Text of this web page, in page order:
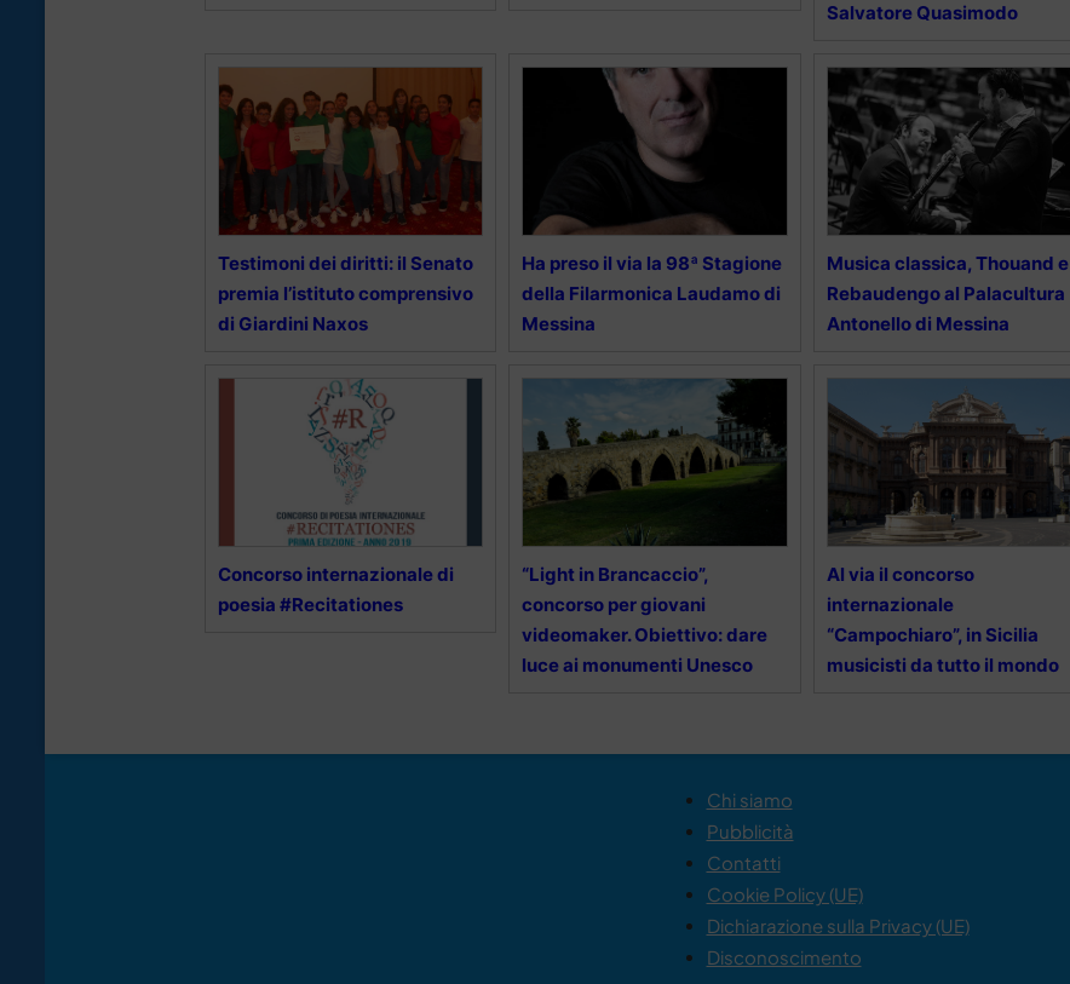
Salvatore Quasimodo
Testimoni dei diritti: il Senato
premia l’istituto comprensivo
di Giardini Naxos
Ha preso il via la 98ª Stagione
della Filarmonica Laudamo di
Messina
Musica classica, Thouand e
Rebaudengo al Palacultura
Antonello di Messina
Concorso internazionale di
poesia #Recitationes
“Light in Brancaccio”,
concorso per giovani
videomaker. Obiettivo: dare
luce ai monumenti Unesco
Al via il concorso
internazionale
“Campochiaro”, in Sicilia
musicisti da tutto il mondo
Chi siamo
Pubblicità
Contatti
Cookie Policy (UE)
Dichiarazione sulla Privacy (UE)
Disconoscimento